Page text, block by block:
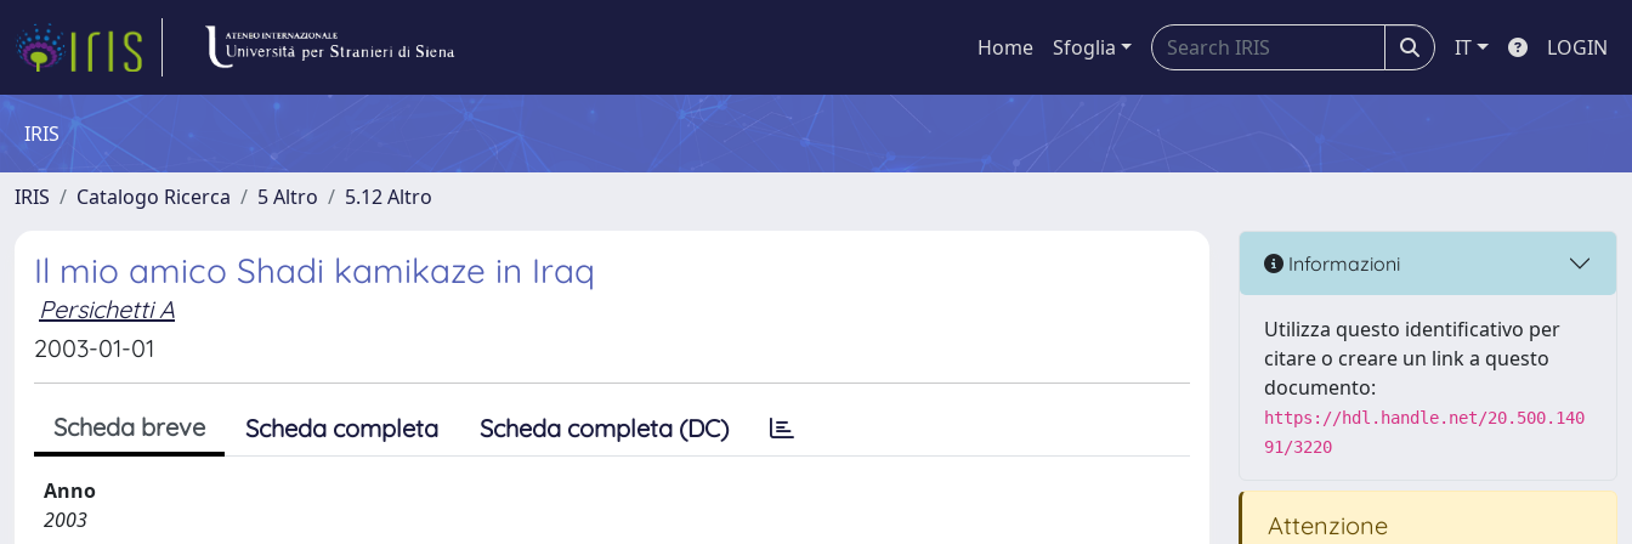
Home Sfoglia IT LOGIN
IRIS
IRIS Catalogo Ricerca 5 Altro 5.12 Altro
Il mio amico Shadi kamikaze in Iraq
Persichetti A
2003-01-01
Scheda breve Scheda completa Scheda completa (DC)
Anno
2003
Informazioni
Utilizza questo identificativo per
citare o creare un link a questo
documento:
https://hdl.handle.net/20.500.140
91/3220
Attenzione